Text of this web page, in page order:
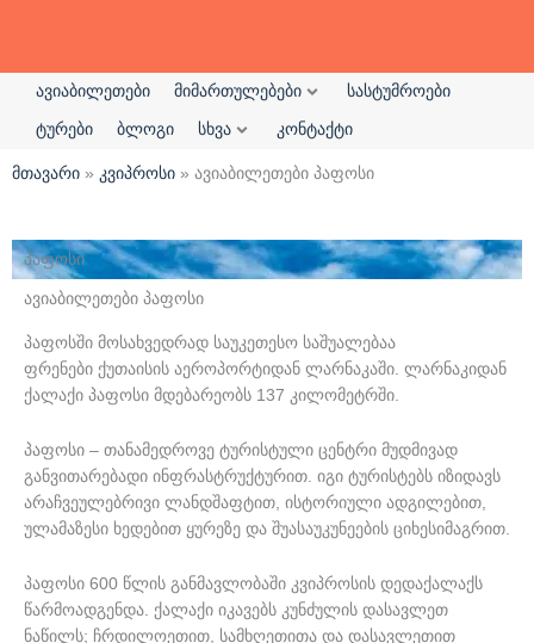
ავიაბილეთები მიმართულებები სასტუმროები
ტურები ბლოგი სხვა კონტაქტი
მთავარი » კვიპროსი » ავიაბილეთები პაფოსი
პაფოსი
ავიაბილეთები პაფოსი
პაფოსში მოსახვედრად საუკეთესო საშუალებაა
ფრენები ქუთაისის აეროპორტიდან ლარნაკაში. ლარნაკიდან
ქალაქი პაფოსი მდებარეობს 137 კილომეტრში.
პაფოსი – თანამედროვე ტურისტული ცენტრი მუდმივად
განვითარებადი ინფრასტრუქტურით. იგი ტურისტებს იზიდავს
არაჩვეულებრივი ლანდშაფტით, ისტორიული ადგილებით,
ულამაზესი ხედებით ყურეზე და შუასაუკუნეების ციხესიმაგრით.
პაფოსი 600 წლის განმავლობაში კვიპროსის დედაქალაქს
წარმოადგენდა. ქალაქი იკავებს კუნძულის დასავლეთ
ნაწილს; ჩრდილოეთით, სამხღეთითა და დასავლეთით